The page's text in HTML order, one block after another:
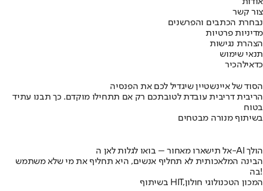
צור קשר
נבחרת הכתבים והפרשנים
מדיניות פרטיות
הצהרת נגישות
תנאי שימוש
כדאילהכיר
הסוד של איינשטיין שיגדיל לכם את הפנסיה
הריבית דריבית עובדת לטובתכם רק אם תתחילו מוקדם. כך תבנו עתיד
בטוח
בשיתוף מנורה מבטחים
אל תישארו מאחור – בואו לגלות לאן ה-AI הולך
הבינה המלאכותית לא תחליף אנשים, היא תחליף את מי שלא משתמש
בה!
בשיתוף HIT,המכון הטכנולוגי חולון